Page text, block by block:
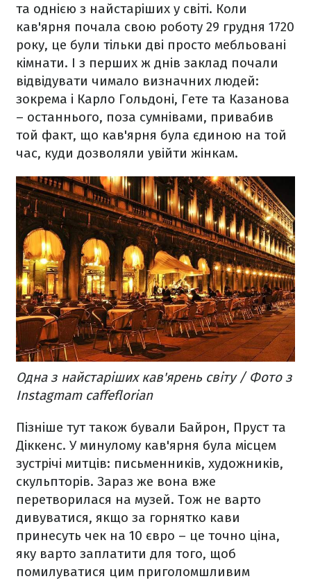
та однією з найстаріших у світі. Коли
кав'ярня почала свою роботу 29 грудня 1720
року, це були тільки дві просто мебльовані
кімнати. І з перших ж днів заклад почали
відвідувати чимало визначних людей:
зокрема і Карло Гольдоні, Гете та Казанова
– останнього, поза сумнівами, привабив
той факт, що кав'ярня була єдиною на той
час, куди дозволяли увійти жінкам.
Одна з найстаріших кав'ярень світу / Фото з
Instagmam caffeflorian
Пізніше тут також бували Байрон, Пруст та
Діккенс. У минулому кав'ярня була місцем
зустрічі митців: письменників, художників,
скульпторів. Зараз же вона вже
перетворилася на музей. Тож не варто
дивуватися, якщо за горнятко кави
принесуть чек на 10 євро – це точно ціна,
яку варто заплатити для того, щоб
помилуватися цим приголомшливим